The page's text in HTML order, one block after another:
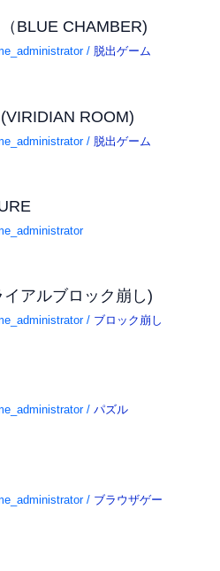
BLUE CHAMBER)
/ 脱出ゲーム
ROOM)
/ 脱出ゲーム
アルブロック崩し)
/ ブロック崩し
/パズル
/ ブラウザゲー